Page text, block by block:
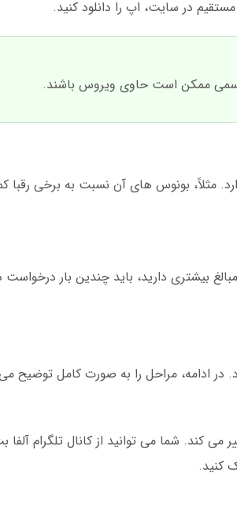
در سایت، اپ را دانلود کنید.
ممکن است حاوی ویروس باشند.
مثلاً، بونوس های آن نسبت به برخی رقبا
500 میلیون تومان است. اگر مبالغ بیشتری دارید، باید چندین
در ادامه، مراحل را به صورت کامل توضیح
کند. شما می توانید از کانال تلگرام آلفا
کنید.